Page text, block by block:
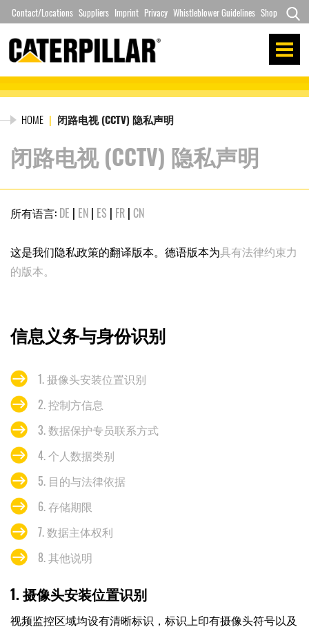
Skip
to
content
Contact/Locations Suppliers Imprint Privacy Whistleblower Guidelines Shop
for:
HOME | 闭路电视 (CCTV) 隐私声明
闭路电视 (CCTV) 隐私声明
所有语言: DE | EN | ES | FR | CN
这是我们隐私政策的翻译版本。德语版本为具有法律约束力
的版本。
信息义务与身份识别
1. 摄像头安装位置识别
2. 控制方信息
3. 数据保护专员联系方式
4. 个人数据类别
5. 目的与法律依据
6. 存储期限
7. 数据主体权利
8. 其他说明
1. 摄像头安装位置识别
视频监控区域均设有清晰标识，标识上印有摄像头符号以及